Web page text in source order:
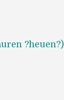
?heuen?)